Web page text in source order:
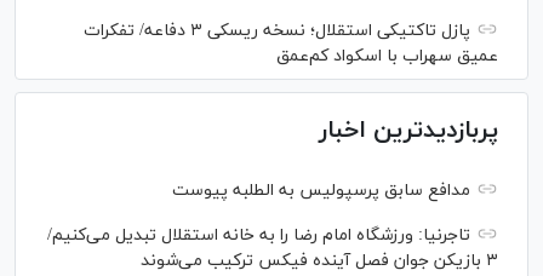
پازل تاکتیکی استقلال؛ نسخه ریسکی ۳ دفاعه/ تفکرات
عمیق سهراب با اسکواد کم‌عمق
پربازدیدترین اخبار
مدافع سابق پرسپولیس به الطلبه پیوست
تاجرنیا: ورزشگاه امام رضا را به خانه استقلال تبدیل می‌کنیم/
۳ بازیکن جوان فصل آینده فیکس ترکیب می‌شوند